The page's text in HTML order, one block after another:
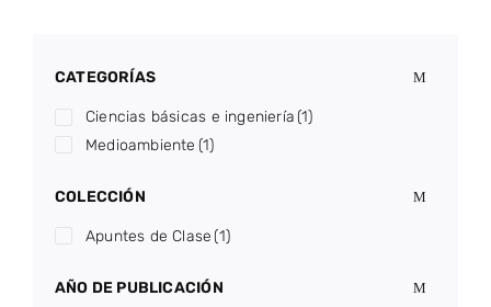
CATEGORÍAS
Ciencias básicas e ingeniería(1)
Medioambiente (1)
COLECCIÓN
Apuntes de Clase(1)
AÑO DE PUBLICACIÓN